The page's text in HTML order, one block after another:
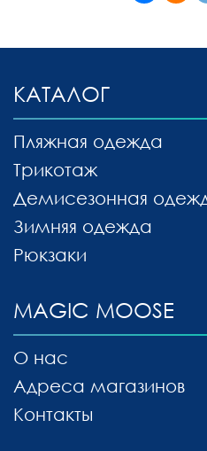
MAGIC MOOSE
О нас
Адреса магазинов
Контакты
КАТАЛОГ
Пляжная одежда
Трикотаж
Демисезонная
Зимняя одежда
Рюкзаки